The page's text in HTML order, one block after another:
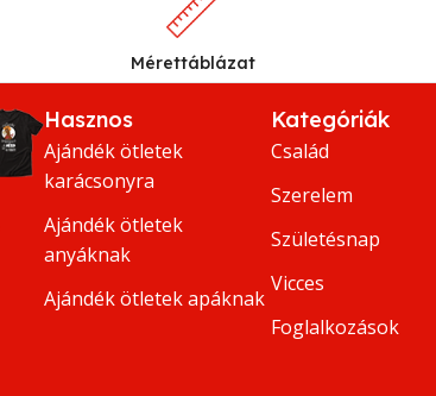
Mérettáblázat
Hasznos
Ajándék ötletek
karácsonyra
Ajándék ötletek
anyáknak
Ajándék ötletek apáknak
Kategóriák
Család
Szerelem
Születésnap
Vicces
Foglalkozások